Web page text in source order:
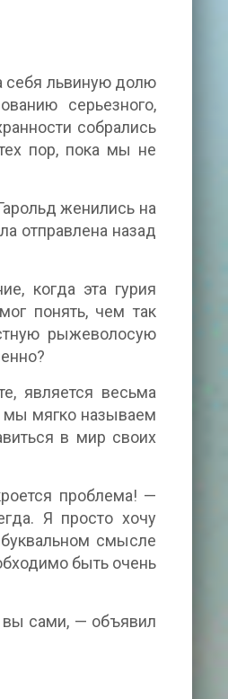
себя львиную долю
серьезного,
собрались
пор, пока мы не
женились на
отправлена назад
когда эта гурия
понять, чем так
рыжеволосую
является весьма
мы мягко называем
в мир своих
проблема! —
Я просто хочу
смысле
быть очень
вы сами, — объявил